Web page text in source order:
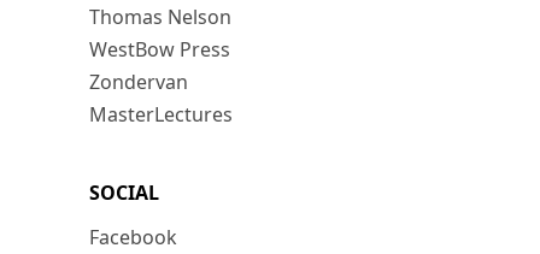
Thomas Nelson
WestBow Press
Zondervan
MasterLectures
SOCIAL
Facebook